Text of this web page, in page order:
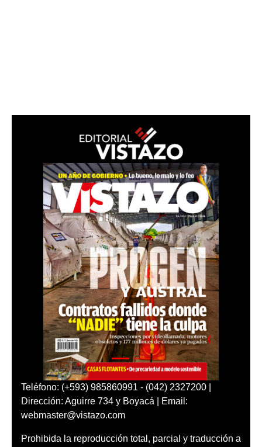
Teléfono: (+593) 985860991 - (042) 2327200 |
Dirección: Aguirre 734 y Boyacá | Email:
webmaster@vistazo.com
Prohibida la reproducción total, parcial y traducción a